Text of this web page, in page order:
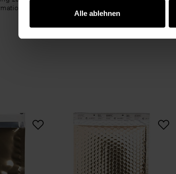
Alle ablehnen
Metallic C5 5 StückPaper Poetry